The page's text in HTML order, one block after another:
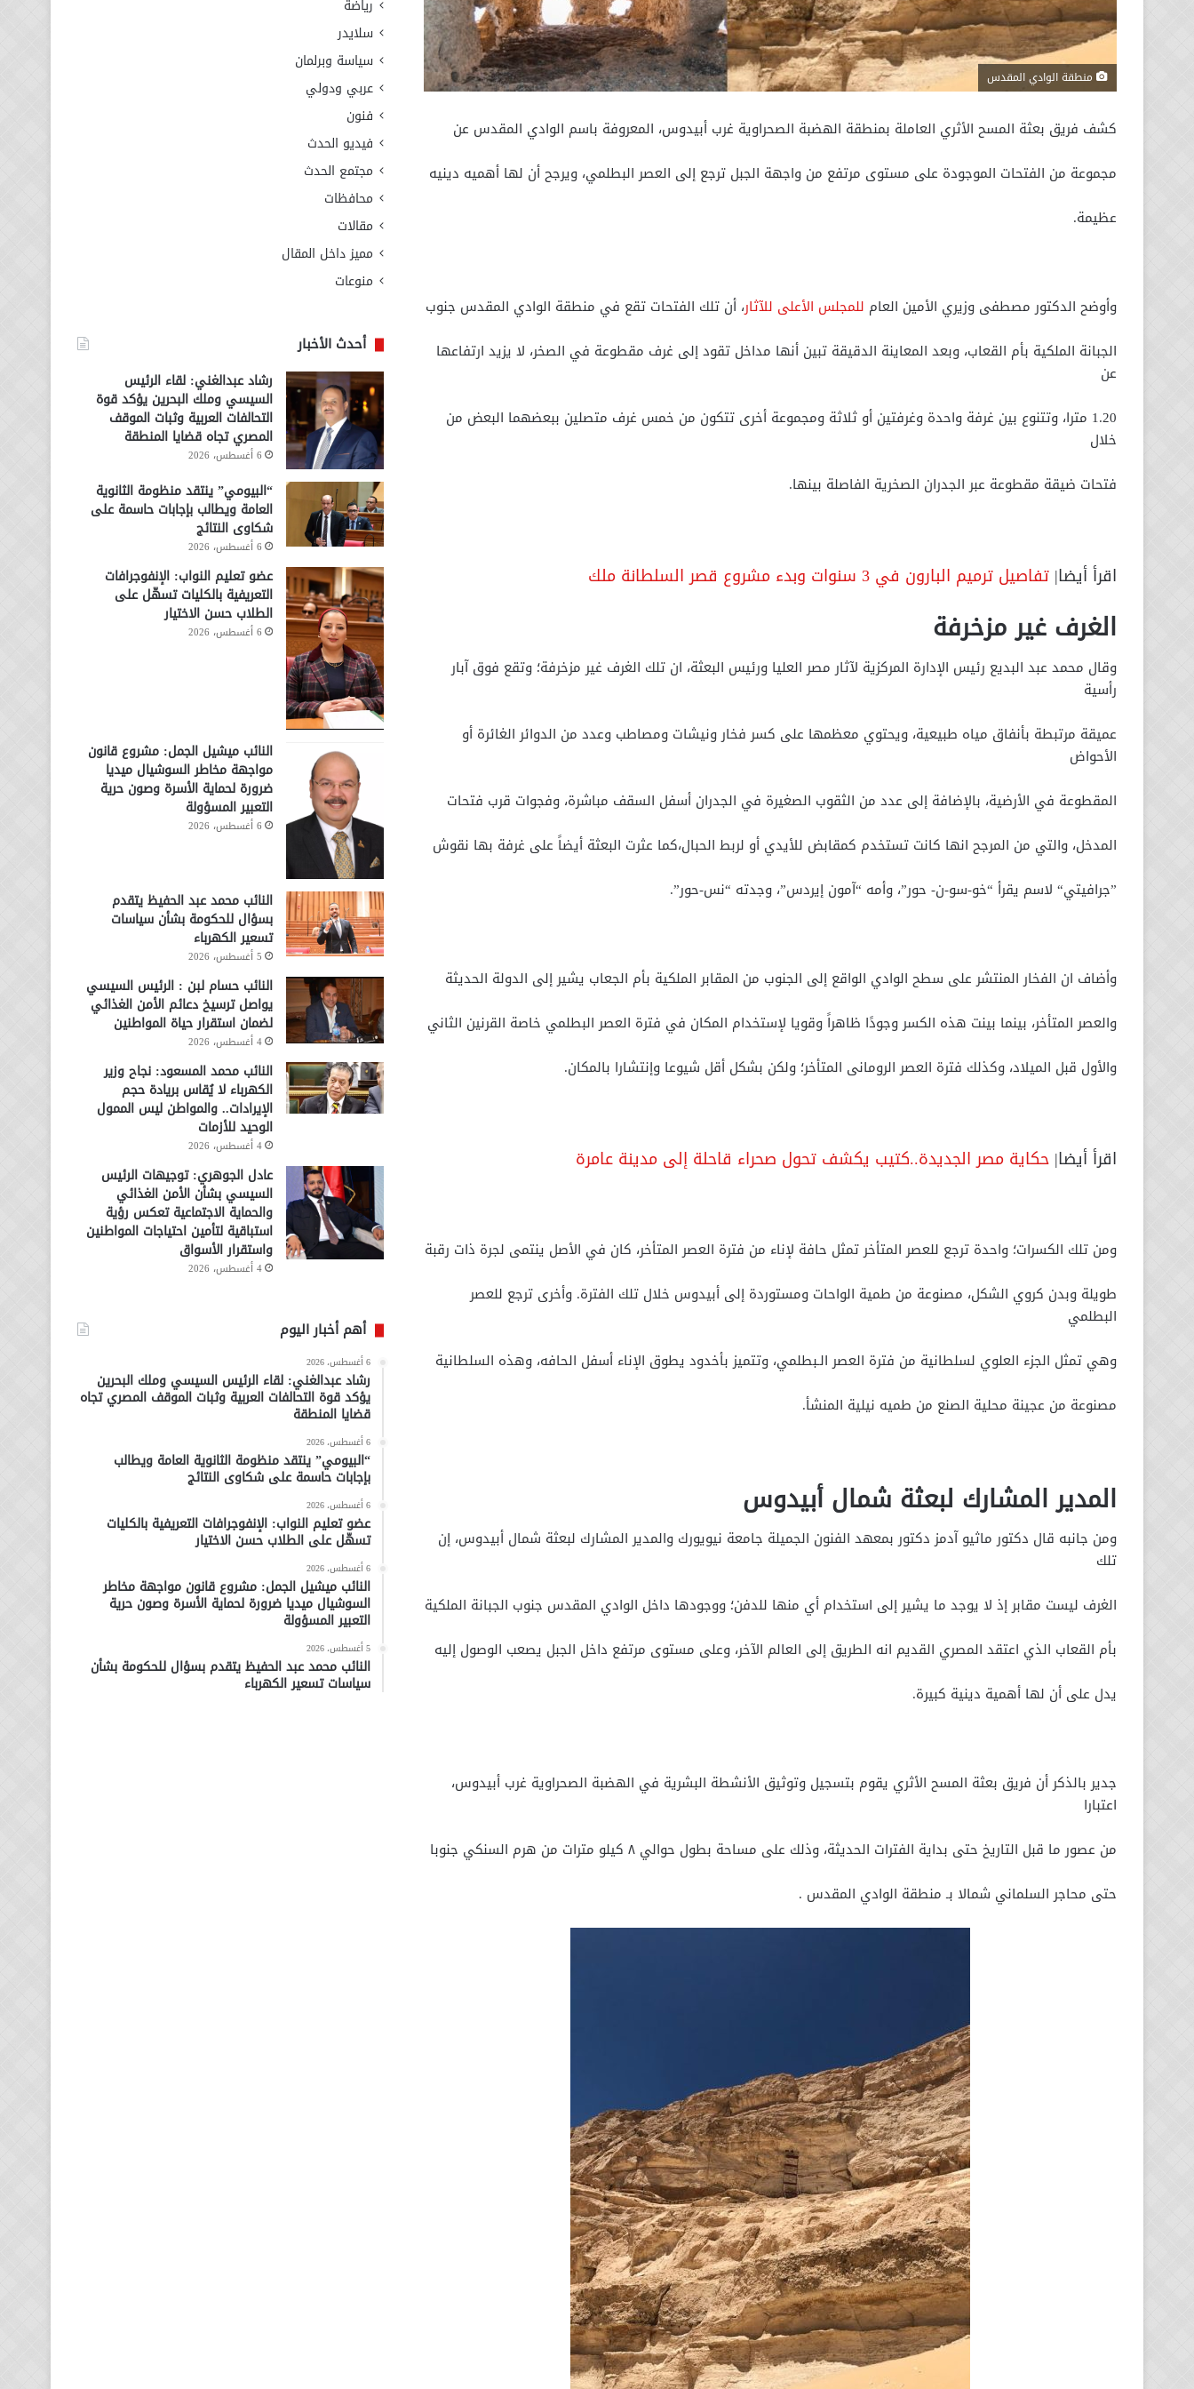
منطقة الوادي المقدس
كشف فريق بعثة المسح الأثري العاملة بمنطقة الهضبة الصحراوية غرب أبیدوس، المعروفة باسم الوادي المقدس عن
مجموعة من الفتحات الموجودة على مستوى مرتفع من واجهة الجبل ترجع إلى العصر البطلمي، ويرجح أن لها أھمیه دینیه
عظيمة.
وأوضح الدكتور مصطفى وزيري الأمين العام للمجلس الأعلى للآثار، أن تلك الفتحات تقع في منطقة الوادي المقدس جنوب
الجبانة الملكية بأم القعاب، وبعد المعاينة الدقيقة تبين أنها مداخل تقود إلى غرف مقطوعة في الصخر، لا يزيد ارتفاعها
عن
1.20 مترا، وتتنوع بين غرفة واحدة وغرفتين أو ثلاثة ومجموعة أخرى تتكون من خمس غرف متصلين ببعضهما البعض من
خلال
فتحات ضيقة مقطوعة عبر الجدران الصخرية الفاصلة بينها.
اقرأ أيضا| تفاصيل ترميم البارون في 3 سنوات وبدء مشروع قصر السلطانة ملك
الغرف غير مزخرفة
وقال محمد عبد البديع رئيس الإدارة المركزية لآثار مصر العليا ورئيس البعثة، ان تلك الغرف غير مزخرفة؛ وتقع فوق آبار
رأسية
عميقة مرتبطة بأنفاق مياه طبیعیة، ويحتوي معظمها على كسر فخار ونیشات ومصاطب وعدد من الدوائر الغائرة أو
الأحواض
المقطوعة في الأرضية، بالإضافة إلى عدد من الثقوب الصغيرة في الجدران أسفل السقف مباشرة، وفجوات قرب فتحات
المدخل، والتي من المرجح انها كانت تستخدم كمقابض للأيدي أو لربط الحبال،كما عثرت البعثة أيضاً على غرفة بها نقوش
”جرافيتي“ لاسم يقرأ “خو-سو-ن- حور”، وأمه “آمون إیردس”، وجدته “نس-حور”.
وأضاف ان الفخار المنتشر على سطح الوادي الواقع إلى الجنوب من المقابر الملكية بأم الجعاب يشير إلى الدولة الحدیثة
والعصر المتأخر، بینما بینت ھذه الكسر وجودًا ظاھراً وقویا لإستخدام المكان في فترة العصر البطلمي خاصة القرنین الثاني
والأول قبل الميلاد، وكذلك فترة العصر الرومانى المتأخر؛ ولكن بشكل أقل شیوعا وإنتشارا بالمكان.
اقرأ أيضا| حكاية مصر الجديدة..كتيب يكشف تحول صحراء قاحلة إلى مدينة عامرة
ومن تلك الكسرات؛ واحدة ترجع للعصر المتأخر تمثل حافة لإناء من فترة العصر المتأخر، كان في الأصل ینتمى لجرة ذات رقبة
طویلة وبدن كروي الشكل، مصنوعة من طمیة الواحات ومستوردة إلى أبیدوس خلال تلك الفترة. وأخرى ترجع للعصر
البطلمي
وهي تمثل الجزء العلوي لسلطانیة من فترة العصر الـبطلمي، وتتمیز بأخدود یطوق الإناء أسفل الحافه، وھذه السلطانیة
مصنوعة من عجینة محلیة الصنع من طمیه نیلیة المنشأ.
المدير المشارك لبعثة شمال أبيدوس
ومن جانبه قال دكتور ماثیو آدمز دكتور بمعھد الفنون الجمیلة جامعة نیویورك والمدیر المشارك لبعثة شمال أبیدوس، إن
تلك
الغرف ليست مقابر إذ لا يوجد ما یشیر إلى استخدام أي منها للدفن؛ ووجودها داخل الوادي المقدس جنوب الجبانة الملكية
بأم القعاب الذي اعتقد المصري القديم انه الطريق إلى العالم الآخر، وعلى مستوى مرتفع داخل الجبل يصعب الوصول إليه
يدل على أن لها أهمية دينية كبيرة.
جدير بالذكر أن فريق بعثة المسح الأثري يقوم بتسجيل وتوثيق الأنشطة البشرية في الهضبة الصحراوية غرب أبیدوس،
اعتبارا
من عصور ما قبل التاريخ حتى بداية الفترات الحديثة، وذلك على مساحة بطول حوالي ٨ كيلو مترات من هرم السنكي جنوبا
حتى محاجر السلماني شمالا بـ منطقة الوادي المقدس .
رياضة
سلايدر
سياسة وبرلمان
عربي ودولي
فنون
فيديو الحدث
مجتمع الحدث
محافظات
مقالات
مميز داخل المقال
منوعات
أحدث الأخبار
رشاد عبدالغني: لقاء الرئيس
السيسي وملك البحرين يؤكد قوة
التحالفات العربية وثبات الموقف
المصري تجاه قضايا المنطقة
6 أغسطس، 2026
“البيومي” ينتقد منظومة الثانوية
العامة ويطالب بإجابات حاسمة على
شكاوى النتائج
6 أغسطس، 2026
عضو تعليم النواب: الإنفوجرافات
التعريفية بالكليات تسهّل على
الطلاب حسن الاختيار
6 أغسطس، 2026
النائب ميشيل الجمل: مشروع قانون
مواجهة مخاطر السوشيال ميديا
ضرورة لحماية الأسرة وصون حرية
التعبير المسؤولة
6 أغسطس، 2026
النائب محمد عبد الحفيظ يتقدم
بسؤال للحكومة بشأن سياسات
تسعير الكهرباء
5 أغسطس، 2026
النائب حسام لبن : الرئيس السيسي
يواصل ترسيخ دعائم الأمن الغذائي
لضمان استقرار حياة المواطنين
4 أغسطس، 2026
النائب محمد المسعود: نجاح وزير
الكهرباء لا يُقاس بريادة حجم
الإيرادات.. والمواطن ليس الممول
الوحيد للأزمات
4 أغسطس، 2026
عادل الجوهري: توجيهات الرئيس
السيسي بشأن الأمن الغذائي
والحماية الاجتماعية تعكس رؤية
استباقية لتأمين احتياجات المواطنين
واستقرار الأسواق
4 أغسطس، 2026
أهم أخبار اليوم
6 أغسطس، 2026
رشاد عبدالغني: لقاء الرئيس السيسي وملك البحرين
يؤكد قوة التحالفات العربية وثبات الموقف المصري تجاه
قضايا المنطقة
6 أغسطس، 2026
“البيومي” ينتقد منظومة الثانوية العامة ويطالب
بإجابات حاسمة على شكاوى النتائج
6 أغسطس، 2026
عضو تعليم النواب: الإنفوجرافات التعريفية بالكليات
تسهّل على الطلاب حسن الاختيار
6 أغسطس، 2026
النائب ميشيل الجمل: مشروع قانون مواجهة مخاطر
السوشيال ميديا ضرورة لحماية الأسرة وصون حرية
التعبير المسؤولة
5 أغسطس، 2026
النائب محمد عبد الحفيظ يتقدم بسؤال للحكومة بشأن
سياسات تسعير الكهرباء